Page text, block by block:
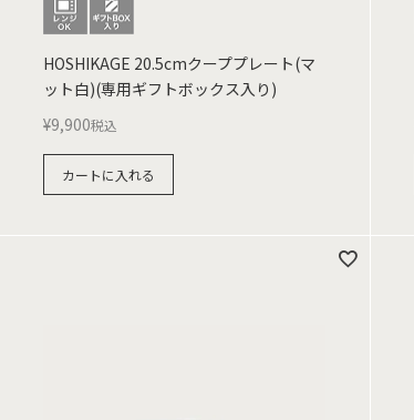
HOSHIKAGE 20.5cmクーププレート(マ
ット白)(専用ギフトボックス入り)
¥9,900税込
カートに入れる